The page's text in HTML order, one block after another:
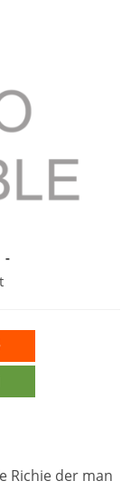
Richie der man